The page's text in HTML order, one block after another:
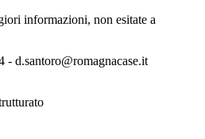
informazioni, non esitate a
- d.santoro@romagnacase.it